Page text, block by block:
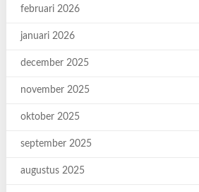
februari 2026
januari 2026
december 2025
november 2025
oktober 2025
september 2025
augustus 2025